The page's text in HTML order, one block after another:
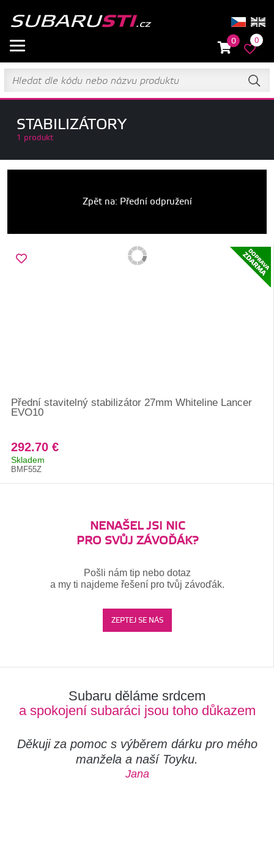
0 0
STABILIZÁTORY
1 produkt
Zpět na: Přední odpružení
Přední stavitelný stabilizátor 27mm Whiteline Lancer
EVO10
292.70 €
Skladem
BMF55Z
NENAŠEL JSI NIC
PRO SVŮJ ZÁVOĎÁK?
Pošli nám tip nebo dotaz
a my ti najdeme řešení pro tvůj závoďák.
ZEPTEJ SE NÁS
Subaru děláme srdcem
a spokojení subaráci jsou toho důkazem
Děkuji za pomoc s výběrem dárku pro mého
manžela a naší Toyku.
Jana